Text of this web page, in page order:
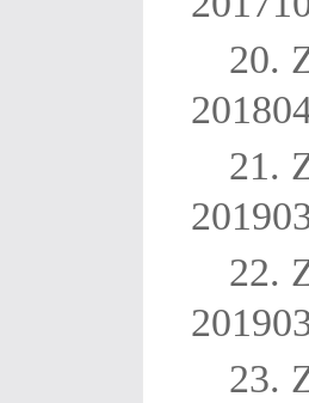
20.
21.
22.
23.